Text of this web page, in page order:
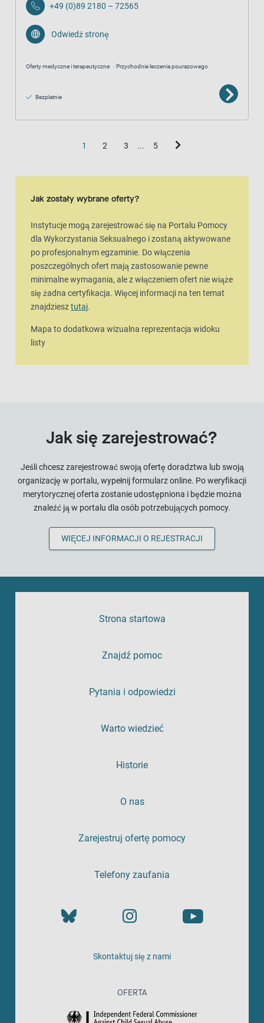
+49 (0)89 2180 – 72565
Odwiedź stronę
Oferty medyczne i terapeutyczne Przychodnie leczenia pourazowego
Bezpłatnie
1 2 3 ... 5
widok mapy
Jak zostały wybrane oferty?
Instytucje mogą zarejestrować się na Portalu Pomocy
dla Wykorzystania Seksualnego i zostaną aktywowane
po profesjonalnym egzaminie. Do włączenia
poszczególnych ofert mają zastosowanie pewne
minimalne wymagania, ale z włączeniem ofert nie wiąże
się żadna certyfikacja. Więcej informacji na ten temat
znajdziesztutaj.
Mapa to dodatkowa wizualna reprezentacja widoku
listy
Jak się zarejestrować?
Jeśli chcesz zarejestrować swoją ofertę doradztwa lub swoją
organizację w portalu, wypełnij formularz online. Po weryfikacji
merytorycznej oferta zostanie udostępniona i będzie można
znaleźć ją w portalu dla osób potrzebujących pomocy.
WIĘCEJ INFORMACJI O REJESTRACJI
Strona startowa
Znajdź pomoc
Pytania i odpowiedzi
Warto wiedzieć
Historie
O nas
Zarejestruj ofertę pomocy
Telefony zaufania
Skontaktuj się z nami
OFERTA